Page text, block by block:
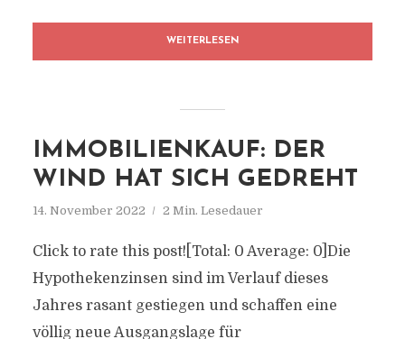
WEITERLESEN
IMMOBILIENKAUF: DER
WIND HAT SICH GEDREHT
14. November 2022 2 Min. Lesedauer
Click to rate this post![Total: 0 Average: 0]Die
Hypothekenzinsen sind im Verlauf dieses
Jahres rasant gestiegen und schaffen eine
völlig neue Ausgangslage für